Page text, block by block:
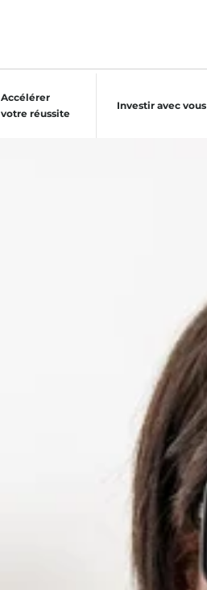
Accélérer
votre réussite
Investir avec vous